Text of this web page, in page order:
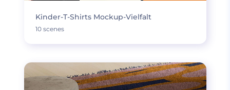
Kinder-T-Shirts Mockup-Vielfalt
10 scenes